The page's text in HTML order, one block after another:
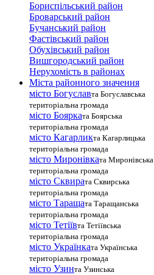
Бориспільський район
Броварський район
Бучанський район
Фастівський район
Обухівський район
Вишгородський район
Нерухомість в районах
Міста районного значення
місто Богуславта Богуславська
територіальна громада
місто Боярката Боярська
територіальна громада
місто Кагарликта Кагарлицька
територіальна громада
місто Миронівката Миронівська
територіальна громада
місто Сквирата Сквирська
територіальна громада
місто Таращата Таращанська
територіальна громада
місто Тетіївта Тетіївська
територіальна громада
місто Українката Українська
територіальна громада
місто Узинта Узинська